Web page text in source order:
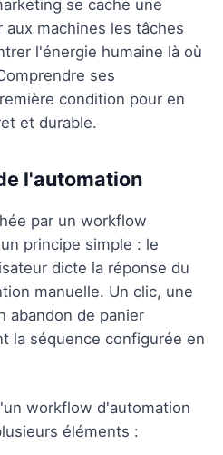
se cache une
machines les tâches
l'énergie humaine là où
ses
condition pour en
et durable.
l'automation
par un workflow
principe simple : le
dicte la réponse du
manuelle. Un clic, une
abandon de panier
la séquence configurée en
workflow d'automation
éléments :